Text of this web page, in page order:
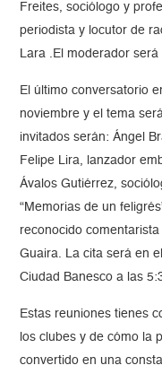
Freites, sociólogo y
periodista y locutor de
Lara .El moderador
El último conversatorio
noviembre y el tema
invitados serán: Ángel
Felipe Lira, lanzador
Ávalos Gutiérrez,
“Memorias de un
reconocido
Guaira. La cita será en
Ciudad Banesco a las
Estas reuniones tienes
los clubes y de cómo la
convertido en una